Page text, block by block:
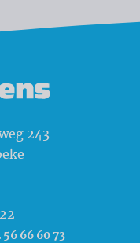
243
56 66 60 73